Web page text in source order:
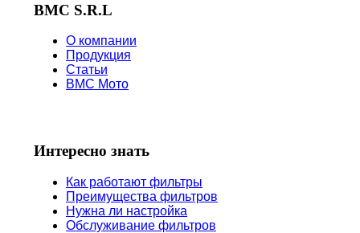
BMC S.R.L
О компании
Продукция
Статьи
BMC Мото
Интересно знать
Как работают фильтры
Преимущества фильтров
Нужна ли настройка
Обслуживание фильтров